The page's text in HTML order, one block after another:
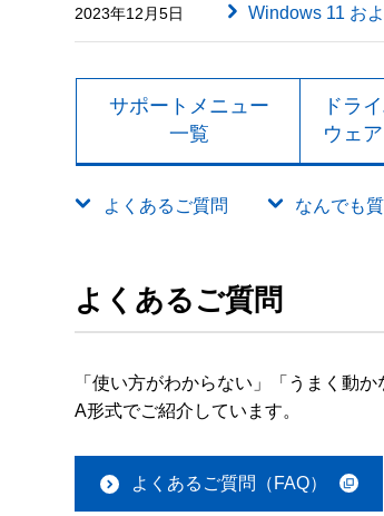
2023年12月5日 Windows 11 お
サポートメニュー
一覧
ドラ
ウェ
よくあるご質問 なんでも
よくあるご質問
「使い方がわからない」「うまく動
A形式でご紹介しています。
よくあるご質問（FAQ）